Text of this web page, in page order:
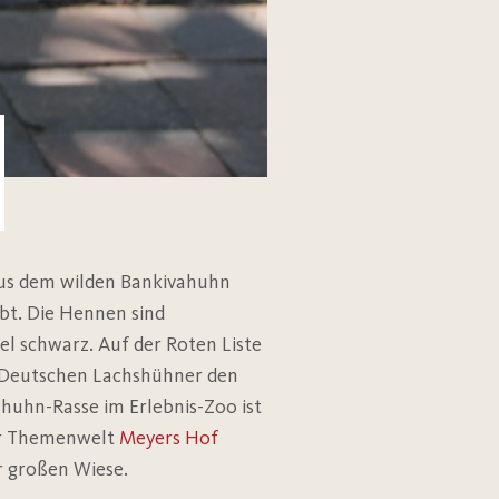
dem wilden Bankivahuhn
Die Hennen sind
schwarz. Auf der Roten Liste
Lachshühner den
Rasse im Erlebnis-Zoo ist
Themenwelt Meyers Hof
großen Wiese.